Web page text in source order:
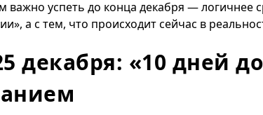
важно успеть до конца декабря — логичнее
а с тем, что происходит сейчас в
декабря: «10 дней